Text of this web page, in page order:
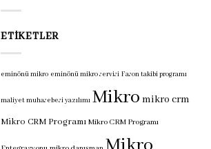
ETIKETLER
eminönü mikro eminönü mikro servisi Fason takibi programı
maliyet muhasebesi yazılımı Mikro mikro crm
Mikro CRM Programı Mikro CRM Programı